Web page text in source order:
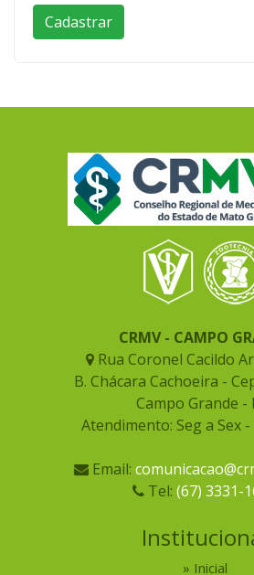
CRMV - CAMPO
Rua Coronel Cacildo
B. Chácara Cachoeira -
Campo Grande -
Atendimento: Seg a Sex
Email:
Tel: (67) 3331-
Inicial